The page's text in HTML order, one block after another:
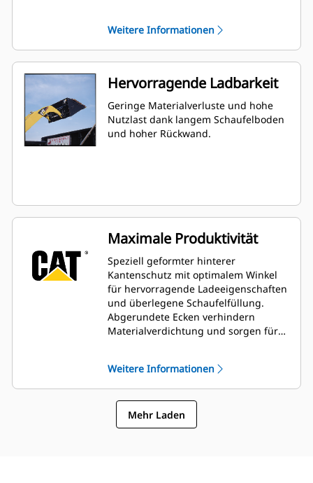
Schnee entwickelt.
Weitere Informationen
Hervorragende Ladbarkeit
Geringe Materialverluste und hohe
Nutzlast dank langem Schaufelboden
und hoher Rückwand.
Maximale Produktivität
Speziell geformter hinterer
Kantenschutz mit optimalem Winkel
für hervorragende Ladeeigenschaften
und überlegene Schaufelfüllung.
Abgerundete Ecken verhindern
Materialverdichtung und sorgen für
Weitere Informationen
Mehr Laden